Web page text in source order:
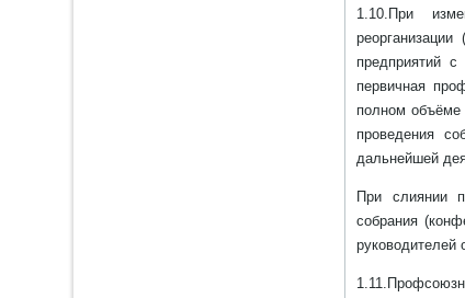
1.10.При
предприятий с
первичная
полном
проведения
дальнейшей
При слиянии
собрания
руководителей